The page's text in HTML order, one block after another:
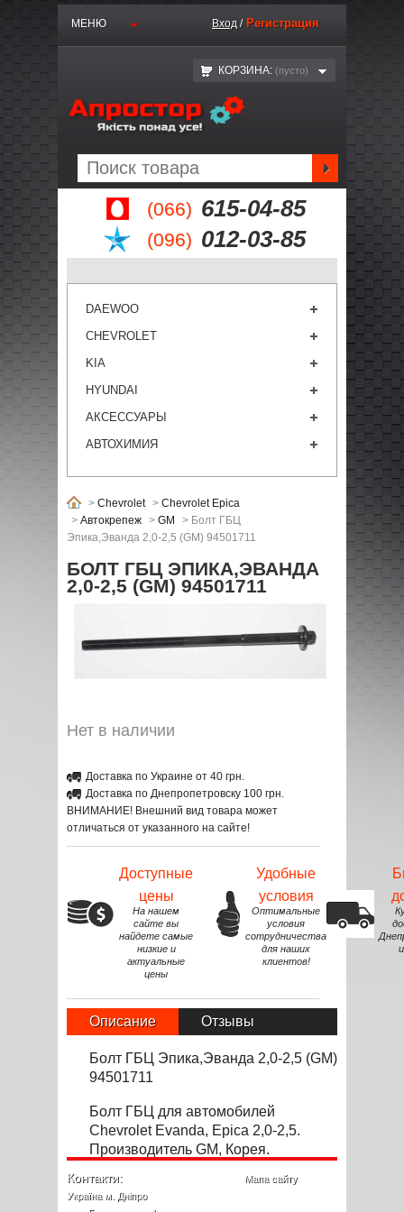
(066) 615-04-85
(096) 012-03-85
МЕНЮ Вход / Регистрация
КОРЗИНА: (пустo)
DAEWOO
CHEVROLET
KIA
HYUNDAI
АКСЕССУАРЫ
АВТОХИМИЯ
> Chevrolet > Chevrolet Epica
> Автокрепеж > GM > Болт ГБЦ
Эпика,Эванда 2,0-2,5 (GM) 94501711
БОЛТ ГБЦ ЭПИКА,ЭВАНДА
2,0-2,5 (GM) 94501711
Нет в наличии
Доставка по Украине от 40 грн.
Доставка по Днепропетровску 100 грн.
ВНИМАНИЕ! Внешний вид товара может
отличаться от указанного на сайте!
Доступные
цены
На нашем
сайте вы
найдете самые
низкие и
актуальные
цены
Удобные
условия
Оптимальные
условия
сотрудничества
для наших
клиентов!
Описание Отзывы
Болт ГБЦ Эпика,Эванда 2,0-2,5 (GM)
94501711
Болт ГБЦ для автомобилей
Chevrolet Evanda, Epica 2,0-2,5.
Производитель GM, Корея.
Контакти:
Україна м. Дніпро
Мапа сайту